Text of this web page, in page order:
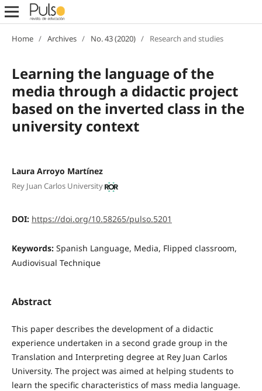
Home / Archives / No. 43 (2020) / Research and studies
Learning the language of the
media through a didactic project
based on the inverted class in the
university context
Laura Arroyo Martínez
Rey Juan Carlos University
DOI: https://doi.org/10.58265/pulso.5201
Keywords: Spanish Language, Media, Flipped classroom,
Audiovisual Technique
Abstract
This paper describes the development of a didactic
experience undertaken in a second grade group in the
Translation and Interpreting degree at Rey Juan Carlos
University. The project was aimed at helping students to
learn the specific characteristics of mass media language.